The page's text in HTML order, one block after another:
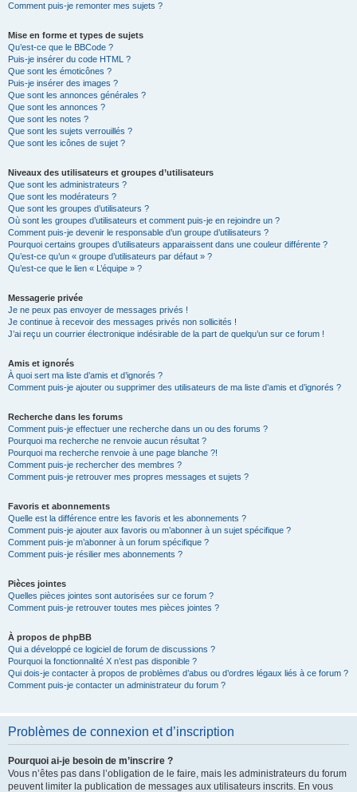
Comment puis-je remonter mes sujets ?
Mise en forme et types de sujets
Qu’est-ce que le BBCode ?
Puis-je insérer du code HTML ?
Que sont les émoticônes ?
Puis-je insérer des images ?
Que sont les annonces générales ?
Que sont les annonces ?
Que sont les notes ?
Que sont les sujets verrouillés ?
Que sont les icônes de sujet ?
Niveaux des utilisateurs et groupes d’utilisateurs
Que sont les administrateurs ?
Que sont les modérateurs ?
Que sont les groupes d’utilisateurs ?
Où sont les groupes d’utilisateurs et comment puis-je en rejoindre un ?
Comment puis-je devenir le responsable d’un groupe d’utilisateurs ?
Pourquoi certains groupes d’utilisateurs apparaissent dans une couleur différente ?
Qu’est-ce qu’un « groupe d’utilisateurs par défaut » ?
Qu’est-ce que le lien « L’équipe » ?
Messagerie privée
Je ne peux pas envoyer de messages privés !
Je continue à recevoir des messages privés non sollicités !
J’ai reçu un courrier électronique indésirable de la part de quelqu’un sur ce forum !
Amis et ignorés
À quoi sert ma liste d’amis et d’ignorés ?
Comment puis-je ajouter ou supprimer des utilisateurs de ma liste d’amis et d’ignorés ?
Recherche dans les forums
Comment puis-je effectuer une recherche dans un ou des forums ?
Pourquoi ma recherche ne renvoie aucun résultat ?
Pourquoi ma recherche renvoie à une page blanche ?!
Comment puis-je rechercher des membres ?
Comment puis-je retrouver mes propres messages et sujets ?
Favoris et abonnements
Quelle est la différence entre les favoris et les abonnements ?
Comment puis-je ajouter aux favoris ou m’abonner à un sujet spécifique ?
Comment puis-je m’abonner à un forum spécifique ?
Comment puis-je résilier mes abonnements ?
Pièces jointes
Quelles pièces jointes sont autorisées sur ce forum ?
Comment puis-je retrouver toutes mes pièces jointes ?
À propos de phpBB
Qui a développé ce logiciel de forum de discussions ?
Pourquoi la fonctionnalité X n’est pas disponible ?
Qui dois-je contacter à propos de problèmes d’abus ou d’ordres légaux liés à ce forum ?
Comment puis-je contacter un administrateur du forum ?
Problèmes de connexion et d’inscription
Pourquoi ai-je besoin de m’inscrire ?
Vous n’êtes pas dans l’obligation de le faire, mais les administrateurs du forum
peuvent limiter la publication de messages aux utilisateurs inscrits. En vous